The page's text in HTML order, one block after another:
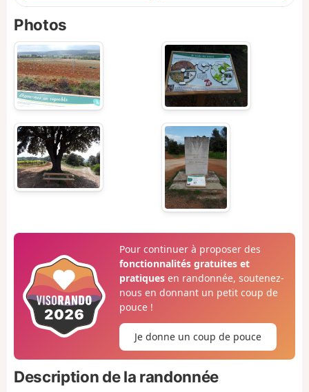
Photos
Pour continuer à proposer des
fonctionnalités gratuites et
pratiquesen randonnée, soutenez-
nous en donnant un petit coup de
pouce !
Je donne un coup de pouce
Description de la randonnée